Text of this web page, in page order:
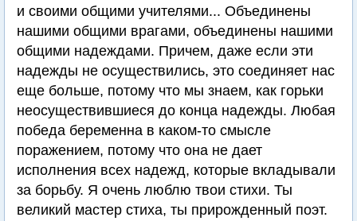
и своими общими учителями... Объединены
нашими общими врагами, объединены нашими
общими надеждами. Причем, даже если эти
надежды не осуществились, это соединяет нас
еще больше, потому что мы знаем, как горьки
неосуществившиеся до конца надежды. Любая
победа беременна в каком-то смысле
поражением, потому что она не дает
исполнения всех надежд, которые вкладывали
за борьбу. Я очень люблю твои стихи. Ты
великий мастер стиха, ты прирожденный поэт.